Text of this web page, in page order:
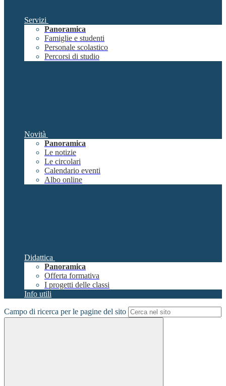
Servizi
Panoramica
Famiglie e studenti
Personale scolastico
Percorsi di studio
Novità
Panoramica
Le notizie
Le circolari
Calendario eventi
Albo online
Didattica
Panoramica
Offerta formativa
I progetti delle classi
Info utili
Campo di ricerca per le pagine del sito